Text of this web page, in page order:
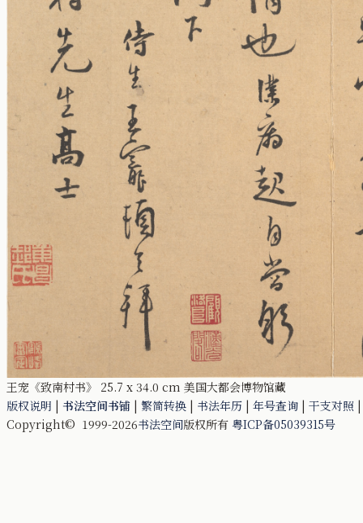
王宠《致南村书》 25.7 x 34.0 cm 美国大都会博物馆藏
版权说明 | 书法空间书铺 | 繁简转换 | 书法年历 | 年号查询 | 干支对照
Copyright© 1999-2026书法空间版权所有 粤ICP备05039315号